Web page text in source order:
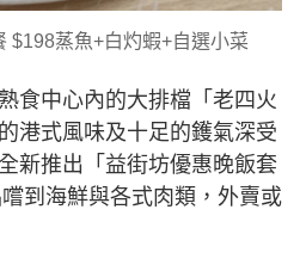
$198蒸魚+白灼蝦+自選小菜
食中心內的大排檔「老四火
港式風味及十足的鑊氣深受
新推出「益街坊優惠晚飯套
到海鮮與各式肉類，外賣或